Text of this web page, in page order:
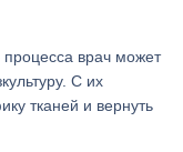
процесса врач может
С их
тканей и вернуть